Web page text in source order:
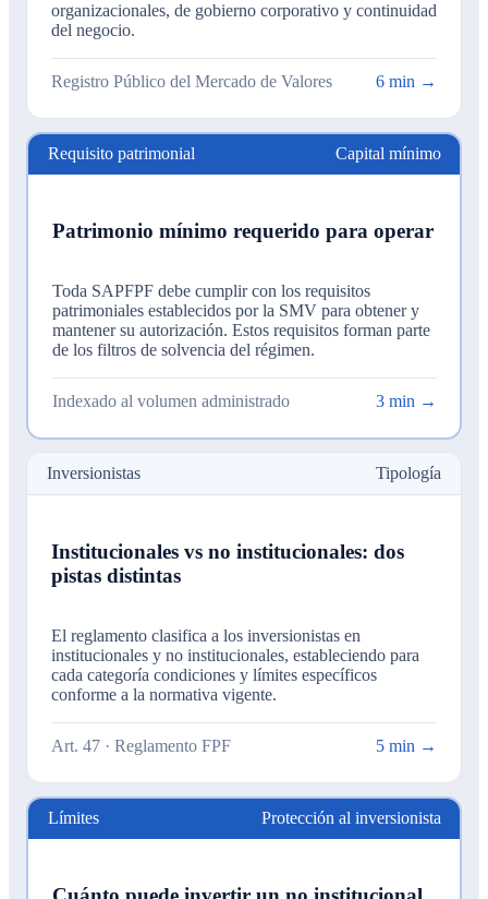
organizacionales, de gobierno corporativo y continuidad
del negocio.
Registro Público del Mercado de Valores 6 min →
Requisito patrimonial Capital mínimo
Patrimonio mínimo requerido para operar
Toda SAPFPF debe cumplir con los requisitos
patrimoniales establecidos por la SMV para obtener y
mantener su autorización. Estos requisitos forman parte
de los filtros de solvencia del régimen.
Indexado al volumen administrado 3 min →
Inversionistas Tipología
Institucionales vs no institucionales: dos
pistas distintas
El reglamento clasifica a los inversionistas en
institucionales y no institucionales, estableciendo para
cada categoría condiciones y límites específicos
conforme a la normativa vigente.
Art. 47 · Reglamento FPF 5 min →
Límites Protección al inversionista